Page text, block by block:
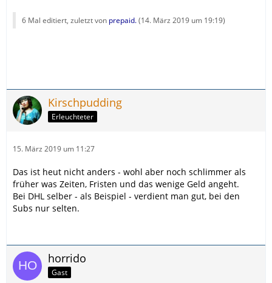
6 Mal editiert, zuletzt von prepaid.(14. März 2019 um 19:19)
Kirschpudding
Erleuchteter
15. März 2019 um 11:27
Das ist heut nicht anders - wohl aber noch schlimmer als
früher was Zeiten, Fristen und das wenige Geld angeht.
Bei DHL selber - als Beispiel - verdient man gut, bei den
Subs nur selten.
horrido
Gast